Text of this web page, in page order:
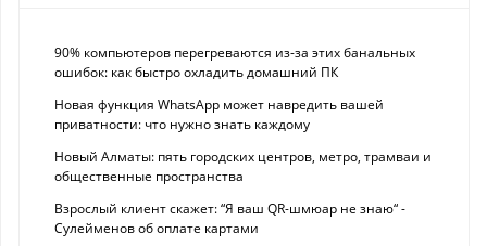
90% компьютеров перегреваются из-за этих банальных
ошибок: как быстро охладить домашний ПК
Новая функция WhatsApp может навредить вашей
приватности: что нужно знать каждому
Новый Алматы: пять городских центров, метро, трамваи и
общественные пространства
Взрослый клиент скажет: “Я ваш QR-шмюар не знаю“ -
Сулейменов об оплате картами